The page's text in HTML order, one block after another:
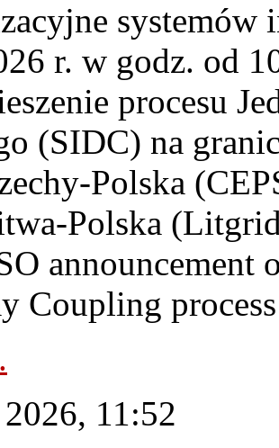
r. w godz. od
procesu
(SIDC) na
Polska
Polska
announcement
Coupling
11:52